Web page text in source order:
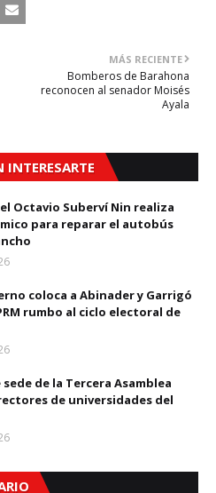
MÁS RECIENTE
Bomberos de Barahona
reconocen al senador Moisés
Ayala
INTERESARTE
Octavio Suberví Nin realiza
para reparar el autobús
coloca a Abinader y Garrigó
rumbo al ciclo electoral de
de la Tercera Asamblea
de universidades del